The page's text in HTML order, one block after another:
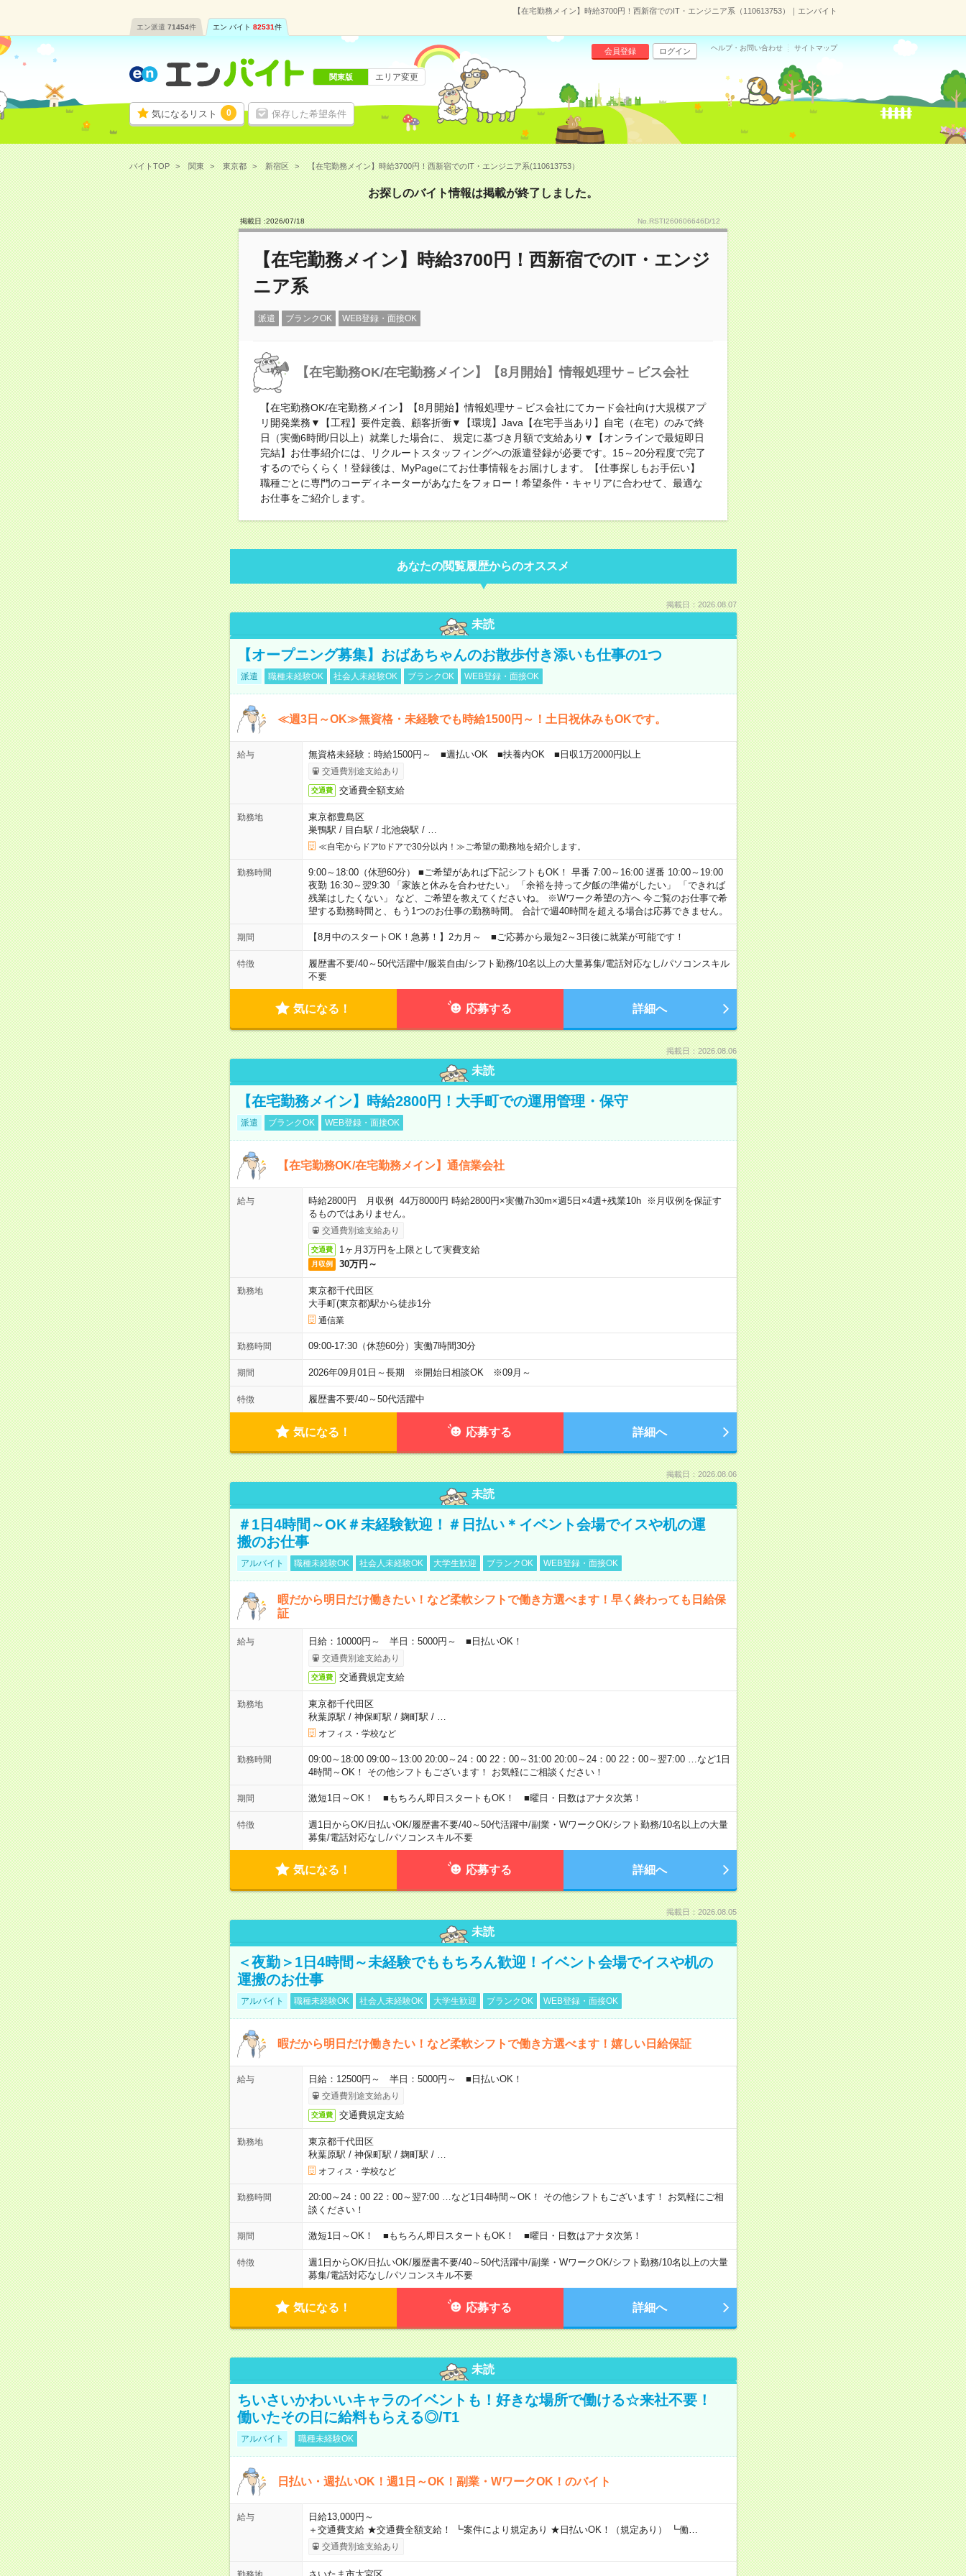
【在宅勤務メイン】時給3700円！西新宿でのIT・エンジニア系（110613753）｜エンバイト
エン派遣 71454件 エン バイト 82531件
気になるリスト 0 保存した希望条件
会員登録 ログイン ヘルプ・お問い合わせ サイトマップ
関東版 エリア変更
バイトTOP 関東 東京都 新宿区 【在宅勤務メイン】時給3700円！西新宿でのIT・エンジニア系(110613753）
お探しのバイト情報は掲載が終了しました。
掲載日 :2026/07/18 No.RSTI260606646D/12
【在宅勤務メイン】時給3700円！西新宿でのIT・エンジ
ニア系
派遣 ブランクOK WEB登録・面接OK
【在宅勤務OK/在宅勤務メイン】【8月開始】情報処理サ－ビス会社
【在宅勤務OK/在宅勤務メイン】【8月開始】情報処理サ－ビス会社にてカード会社向け大規模アプ
リ開発業務▼【工程】要件定義、顧客折衝▼【環境】Java【在宅手当あり】自宅（在宅）のみで終
日（実働6時間/日以上）就業した場合に、 規定に基づき月額で支給あり▼【オンラインで最短即日
完結】お仕事紹介には、リクルートスタッフィングへの派遣登録が必要です。15～20分程度で完了
するのでらくらく！登録後は、MyPageにてお仕事情報をお届けします。【仕事探しもお手伝い】
職種ごとに専門のコーディネーターがあなたをフォロー！希望条件・キャリアに合わせて、最適な
お仕事をご紹介します。
あなたの閲覧履歴からのオススメ
掲載日：2026.08.07
未読
【オープニング募集】おばあちゃんのお散歩付き添いも仕事の1つ
派遣 職種未経験OK 社会人未経験OK ブランクOK WEB登録・面接OK
≪週3日～OK≫無資格・未経験でも時給1500円～！土日祝休みもOKです。
給与 無資格未経験：時給1500円～ ■週払いOK ■扶養内OK ■日収1万2000円以上
交通費別途支給あり
交通費 交通費全額支給
勤務地
東京都豊島区
巣鴨駅 / 目白駅 / 北池袋駅 /
≪自宅からドアtoドアで30分以内！≫ご希望の勤務地を紹介します。
勤務時間
9:00～18:00（休憩60分） ■ご希望があれば下記シフトもOK！ 早番 7:00～16:00 遅番 10:00～19:00
夜勤 16:30～翌9:30 「家族と休みを合わせたい」 「余裕を持って夕飯の準備がしたい」 「できれば
残業はしたくない」 など、ご希望を教えてくださいね。 ※Wワーク希望の方へ 今ご覧のお仕事で希
望する勤務時間と、もう1つのお仕事の勤務時間。 合計で週40時間を超える場合は応募できません。
期間 【8月中のスタートOK！急募！】2カ月～ ■ご応募から最短2～3日後に就業が可能です！
特徴 履歴書不要/40～50代活躍中/服装自由/シフト勤務/10名以上の大量募集/電話対応なし/パソコンスキル
不要
気になる！ 応募する 詳細へ
掲載日：2026.08.06
未読
【在宅勤務メイン】時給2800円！大手町での運用管理・保守
派遣 ブランクOK WEB登録・面接OK
【在宅勤務OK/在宅勤務メイン】通信業会社
給与
時給2800円 月収例 44万8000円 時給2800円×実働7h30m×週5日×4週+残業10h ※月収例を保証す
るものではありません。
交通費別途支給あり
交通費 1ヶ月3万円を上限として実費支給
月収例 30万円～
勤務地
東京都千代田区
大手町(東京都)駅から徒歩1分
通信業
勤務時間 09:00-17:30（休憩60分）実働7時間30分
期間 2026年09月01日～長期 ※開始日相談OK ※09月～
特徴 履歴書不要/40～50代活躍中
気になる！ 応募する 詳細へ
掲載日：2026.08.06
未読
＃1日4時間～OK＃未経験歓迎！＃日払い＊イベント会場でイスや机の運
搬のお仕事
アルバイト 職種未経験OK 社会人未経験OK 大学生歓迎 ブランクOK WEB登録・面接OK
暇だから明日だけ働きたい！など柔軟シフトで働き方選べます！早く終わっても日給保
証
給与 日給：10000円～ 半日：5000円～ ■日払いOK！
交通費別途支給あり
交通費 交通費規定支給
勤務地
東京都千代田区
秋葉原駅 / 神保町駅 / 麹町駅 /
オフィス・学校など
勤務時間
09:00～18:00 09:00～13:00 20:00～24：00 22：00～31:00 20:00～24：00 22：00～翌7:00 …など1日
4時間～OK！ その他シフトもございます！ お気軽にご相談ください！
期間 激短1日～OK！ ■もちろん即日スタートもOK！ ■曜日・日数はアナタ次第！
特徴 週1日からOK/日払いOK/履歴書不要/40～50代活躍中/副業・WワークOK/シフト勤務/10名以上の大量
募集/電話対応なし/パソコンスキル不要
気になる！ 応募する 詳細へ
掲載日：2026.08.05
未読
＜夜勤＞1日4時間～未経験でももちろん歓迎！イベント会場でイスや机の
運搬のお仕事
アルバイト 職種未経験OK 社会人未経験OK 大学生歓迎 ブランクOK WEB登録・面接OK
暇だから明日だけ働きたい！など柔軟シフトで働き方選べます！嬉しい日給保証
給与 日給：12500円～ 半日：5000円～ ■日払いOK！
交通費別途支給あり
交通費 交通費規定支給
勤務地
東京都千代田区
秋葉原駅 / 神保町駅 / 麹町駅 /
オフィス・学校など
勤務時間
20:00～24：00 22：00～翌7:00 …など1日4時間～OK！ その他シフトもございます！ お気軽にご相
談ください！
期間 激短1日～OK！ ■もちろん即日スタートもOK！ ■曜日・日数はアナタ次第！
特徴 週1日からOK/日払いOK/履歴書不要/40～50代活躍中/副業・WワークOK/シフト勤務/10名以上の大量
募集/電話対応なし/パソコンスキル不要
気になる！ 応募する 詳細へ
未読
ちいさいかわいいキャラのイベントも！好きな場所で働ける☆来社不要！
働いたその日に給料もらえる◎/T1
アルバイト 職種未経験OK
日払い・週払いOK！週1日～OK！副業・WワークOK！のバイト
給与
日給13,000円～
＋交通費支給 ★交通費全額支給！ ┗案件により規定あり ★日払いOK！（規定あり） ┗働…
交通費別途支給あり